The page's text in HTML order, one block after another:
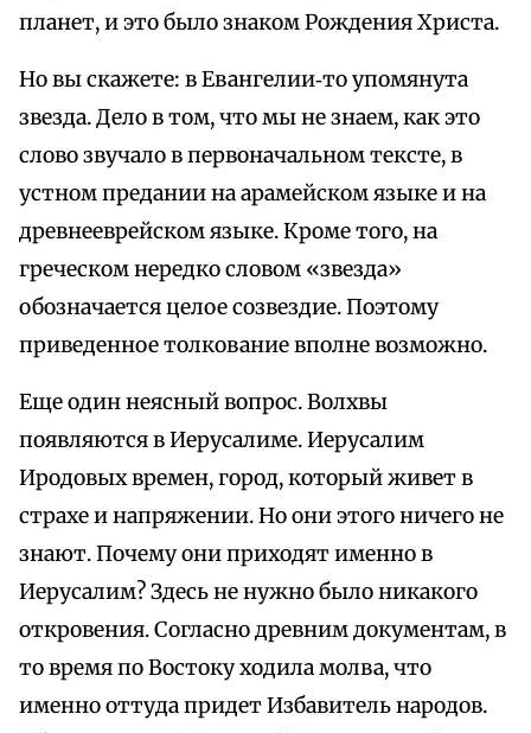
планет, и это было знаком Рождения Христа.
Но вы скажете: в Евангелии‑то упомянута
звезда. Дело в том, что мы не знаем, как это
слово звучало в первоначальном тексте, в
устном предании на арамейском языке и на
древнееврейском языке. Кроме того, на
греческом нередко словом «звезда»
обозначается целое созвездие. Поэтому
приведенное толкование вполне возможно.
Еще один неясный вопрос. Волхвы
появляются в Иерусалиме. Иерусалим
Иродовых времен, город, который живет в
страхе и напряжении. Но они этого ничего не
знают. Почему они приходят именно в
Иерусалим? Здесь не нужно было никакого
откровения. Согласно древним документам, в
то время по Востоку ходила молва, что
именно оттуда придет Избавитель народов.